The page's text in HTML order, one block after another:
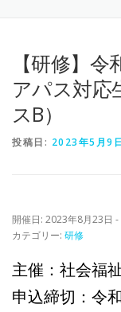
【研修】
アパス対応
スB）
投稿日: 2023年5月9
開催日: 2023年8月23日
カテゴリー: 研修
主催：社会福
申込締切：令